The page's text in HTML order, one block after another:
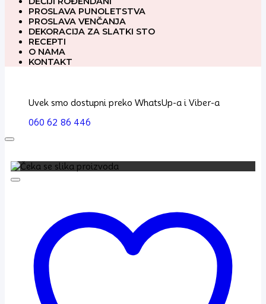
PROSLAVA PUNOLETSTVA
PROSLAVA VENČANJA
DEKORACIJA ZA SLATKI STO
RECEPTI
O NAMA
KONTAKT
Uvek smo dostupni preko WhatsUp-a i Viber-a
060 62 86 446